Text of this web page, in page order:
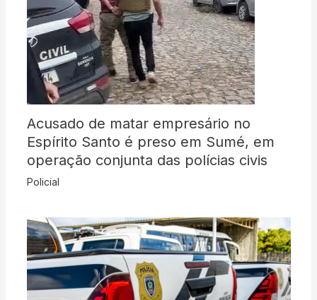
Acusado de matar empresário no
Espírito Santo é preso em Sumé, em
operação conjunta das polícias civis
Policial